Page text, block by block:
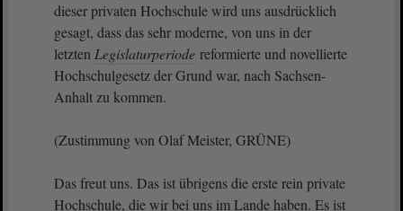
dieser privaten Hochschule wird uns ausdrücklich
gesagt, dass das sehr moderne, von uns in der
letzten Legislaturperiode reformierte und novellierte
Hochschulgesetz der Grund war, nach Sachsen-
Anhalt zu kommen.
(Zustimmung von Olaf Meister, GRÜNE)
Das freut uns. Das ist übrigens die erste rein private
Hochschule, die wir bei uns im Lande haben. Es ist